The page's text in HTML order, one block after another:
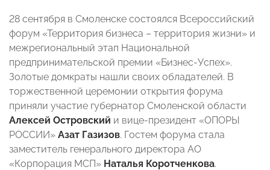
28 сентября в Смоленске состоялся Всероссийский
форум «Территория бизнеса – территория жизни» и
межрегиональный этап Национальной
предпринимательской премии «Бизнес-Успех».
Золотые домкраты нашли своих обладателей. В
торжественной церемонии открытия форума
приняли участие губернатор Смоленской области
Алексей Островский и вице-президент «ОПОРЫ
РОССИИ» Азат Газизов. Гостем форума стала
заместитель генерального директора АО
«Корпорация МСП» Наталья Коротченкова.